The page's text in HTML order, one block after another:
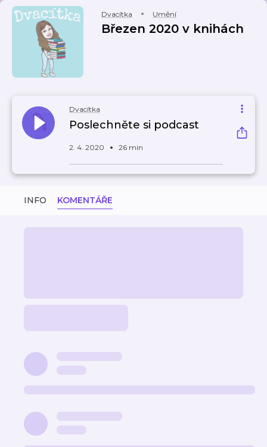
Dvacítka Umění
Březen 2020 v knihách
Dvacítka
Poslechněte si podcast
2. 4. 2020 26 min
INFO KOMENTÁŘE